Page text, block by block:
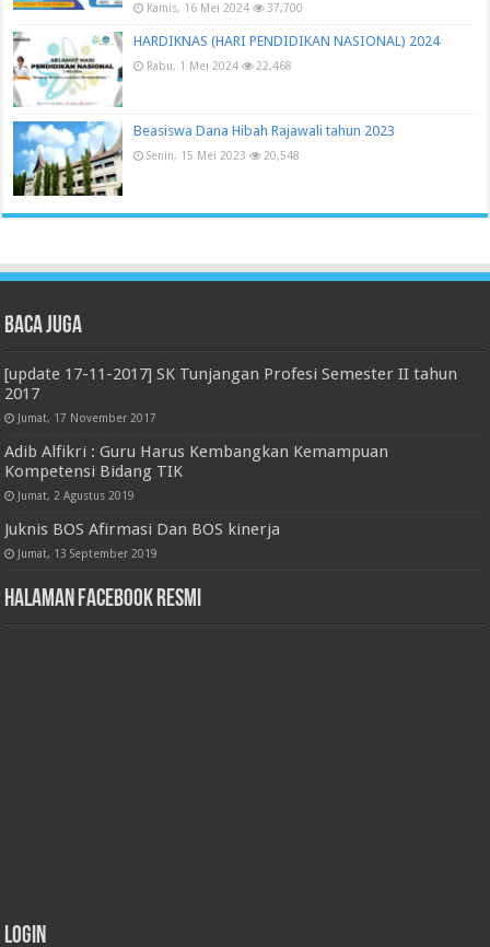
Kamis, 16 Mei 2024 37,700
HARDIKNAS (HARI PENDIDIKAN NASIONAL) 2024
Rabu, 1 Mei 2024 22,468
Beasiswa Dana Hibah Rajawali tahun 2023
Senin, 15 Mei 2023 20,548
Baca juga
[update 17-11-2017] SK Tunjangan Profesi Semester II tahun
2017
Jumat, 17 November 2017
Adib Alfikri : Guru Harus Kembangkan Kemampuan
Kompetensi Bidang TIK
Jumat, 2 Agustus 2019
Juknis BOS Afirmasi Dan BOS kinerja
Jumat, 13 September 2019
Halaman Facebook Resmi
Login